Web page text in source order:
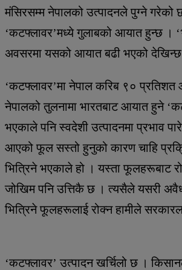
मंसिरसम्म नेपालको उत्पादनले पुग्ने गरेको
‘कटफ्लावर’मध्ये गुलाबको आयात हुन्छ ।
अवसरमा यसको आयात बढी भएको
‘कटफ्लावर’मा नेपाल करिब ९० प्रतिशत
नेपालको तुलनामा भारतबाट आयात हुने
भएकाले पनि स्वदेशी उत्पादनमा प्रभाव
आएको फूल सस्तो हुनुको कारण चाहि
भित्रिने भएकाले हो । यस्ता फूलहरूबाट
जोखिम पनि उत्तिकै छ । त्यसैले यसरी
भित्रिने फूलहरूलाई रोक्न हामीले
‘कटफ्लावर’ उत्पादन खर्चिलो छ ।